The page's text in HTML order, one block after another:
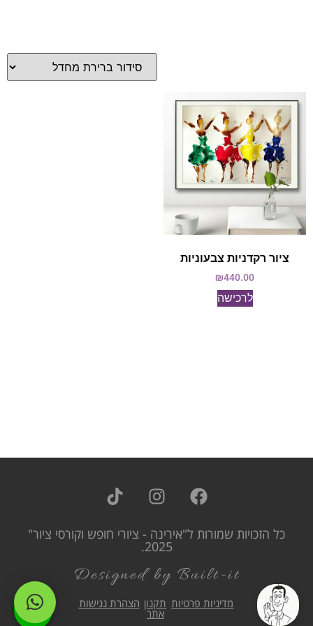
ציור רקדניות צבעוניות
₪440.00
לרכישה
כל הזכויות שמורות ל"אירינה - ציורי חופש וקורסי ציור"
2025.
Designed by Built-it
מדיניות פרטיות תקנון
אתר
הצהרת נגישות